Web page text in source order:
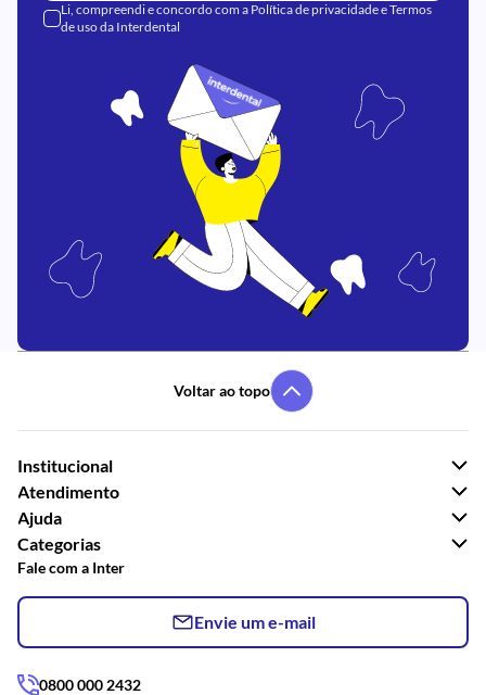
Li, compreendi e concordo com a Política de privacidadeeTermos
de usoda Interdental
Voltar ao topo
Institucional
Atendimento
Ajuda
Categorias
Fale com a Inter
Envie um e-mail
0800 000 2432